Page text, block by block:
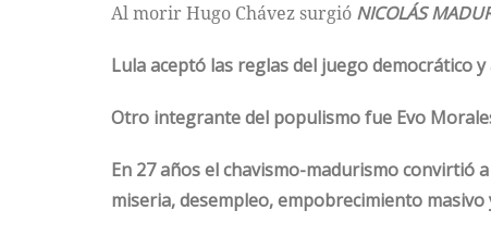
Al morir Hugo Chávez surgió NICOLÁS
Lula aceptó las reglas del juego democrático
Otro integrante del populismo fue Evo
En 27 años el chavismo-madurismo convirtió
miseria, desempleo, empobrecimiento